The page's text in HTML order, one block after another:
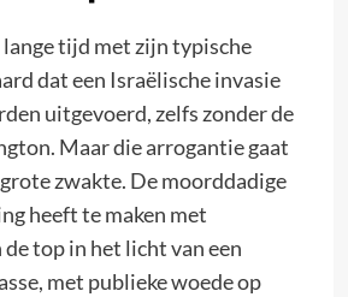
tijd met zijn typische
dat een Israëlische invasie
uitgevoerd, zelfs zonder de
Maar die arrogantie gaat
zwakte. De moorddadige
heeft te maken met
top in het licht van een
met publieke woede op